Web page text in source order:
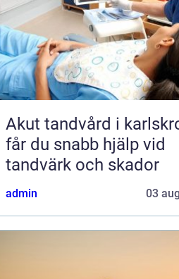
Akut tandvård i
får du snabb hjälp vid
tandvärk och skador
admin 03